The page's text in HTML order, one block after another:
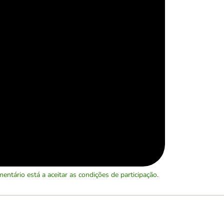
está a aceitar as condições de participação.